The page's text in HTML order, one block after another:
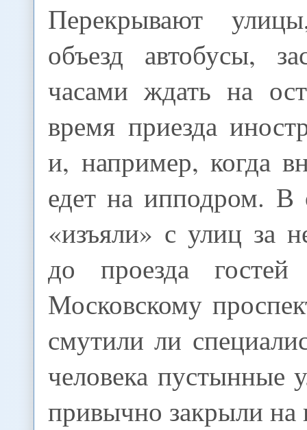
Перекрывают
объезд автобусы,
часами ждать на
время приезда
и, например, когда
едет на ипподром. В
«изъяли» с улиц за
до проезда
Московскому
смутили ли
человека пустынные
привычно закрыли на